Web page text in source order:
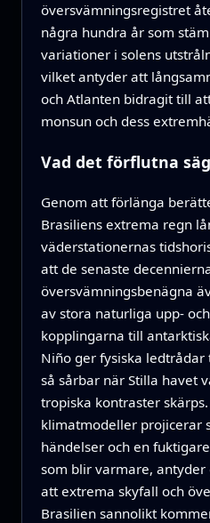
översvämningsregistret
några hundra år som
variationer i solens
vilket antyder att
och Atlanten bidragit till
monsun och dess
Vad det förflutna
Genom att förlänga
Brasiliens extrema regn
väderstationernas
att de senaste
översvämningsbenägna
av stora naturliga upp-
kopplingarna till
Niño ger fysiska
så sårbar när Stilla havet
tropiska kontraster
klimatmodeller projicerar
händelser och en
som blir varmare,
att extrema skyfall och
Brasilien sannolikt